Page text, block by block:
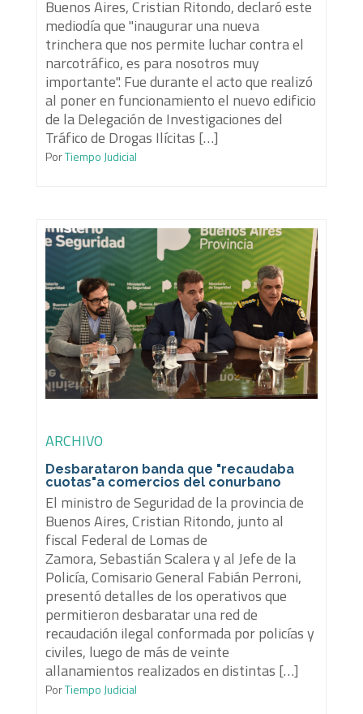
Buenos Aires, Cristian Ritondo, declaró este
mediodía que "inaugurar una nueva
trinchera que nos permite luchar contra el
narcotráfico, es para nosotros muy
importante". Fue durante el acto que realizó
al poner en funcionamiento el nuevo edificio
de la Delegación de Investigaciones del
Tráfico de Drogas Ilícitas […]
PorTiempo Judicial
ARCHIVO
Desbarataron banda que "recaudaba
cuotas"a comercios del conurbano
El ministro de Seguridad de la provincia de
Buenos Aires, Cristian Ritondo, junto al
fiscal Federal de Lomas de
Zamora, Sebastián Scalera y al Jefe de la
Policía, Comisario General Fabián Perroni,
presentó detalles de los operativos que
permitieron desbaratar una red de
recaudación ilegal conformada por policías y
civiles, luego de más de veinte
allanamientos realizados en distintas […]
PorTiempo Judicial